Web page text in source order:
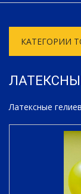
КАТЕГОРИИ
Латексные